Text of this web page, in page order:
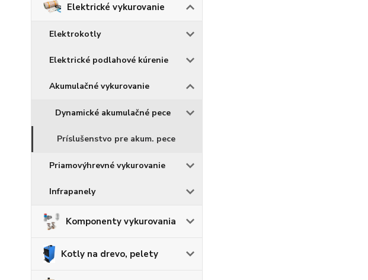
Elektrické vykurovanie
Elektrokotly
Elektrické podlahové kúrenie
Akumulačné vykurovanie
Dynamické akumulačné pece
Príslušenstvo pre akum. pece
Priamovýhrevné vykurovanie
Infrapanely
Komponenty vykurovania
Kotly na drevo, pelety